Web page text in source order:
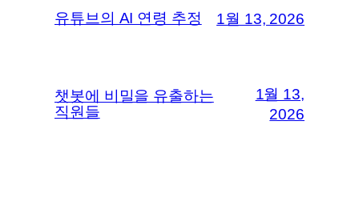
유튜브의 AI 연령 추정 1월 13, 2026
챗봇에 비밀을 유출하는
직원들
1월 13,
2026